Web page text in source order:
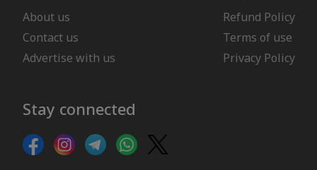
About us
Contact us
Advertise with us
Refund Policy
Terms of use
Privacy Policy
Stay connected